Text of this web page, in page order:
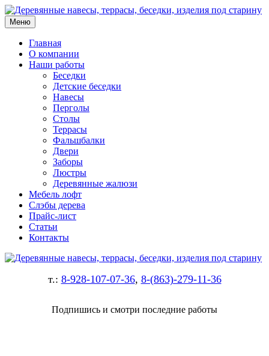
Меню
Главная
О компании
Наши работы
Беседки
Детские беседки
Навесы
Перголы
Столы
Террасы
Фальшбалки
Двери
Заборы
Люстры
Деревянные жалюзи
Мебель лофт
Слэбы дерева
Прайс-лист
Статьи
Контакты
т.: 8-928-107-07-36, 8-(863)-279-11-36
Подпишись и смотри последние работы